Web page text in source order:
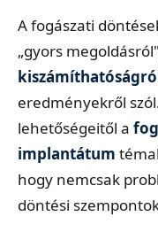
A fogászati
„gyors
eredményekről
lehetőségeitől a
implantátum
hogy nemcsak
döntési